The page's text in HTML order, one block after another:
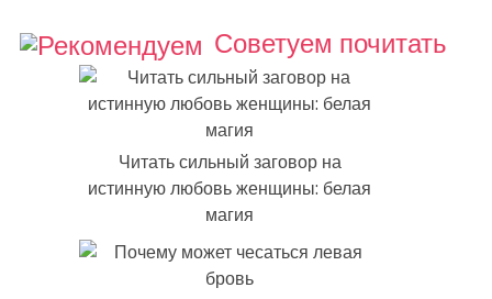
Советуем почитать
Читать сильный заговор на
истинную любовь женщины: белая
магия